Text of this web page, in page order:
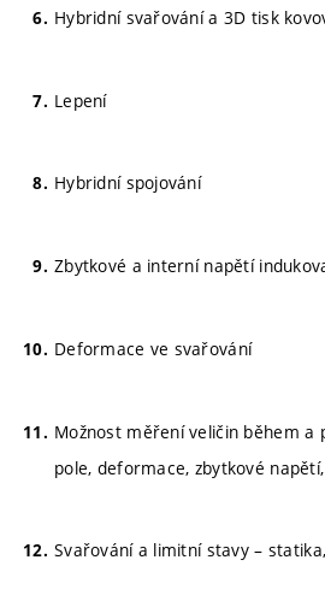
Hybridní svařování a 3D tisk
Lepení
Hybridní spojování
Zbytkové a interní napětí
Deformace ve svařování
Možnost měření veličin během a
pole, deformace, zbytkové
Svařování a limitní stavy –